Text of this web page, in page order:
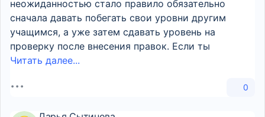
неожиданностью стало правило обязательно
сначала давать побегать свои уровни другим
учащимся, а уже затем сдавать уровень на
проверку после внесения правок. Если ты
Читать далее...
0